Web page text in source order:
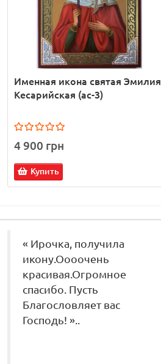
Именная икона святая Эмилия
Кесарийская (ас-3)
4 900 грн
Купить
« Ирочка, получила
икону.Оооочень
красивая.Огромное
спасибо. Пусть
Благословляет вас
Господь! »..